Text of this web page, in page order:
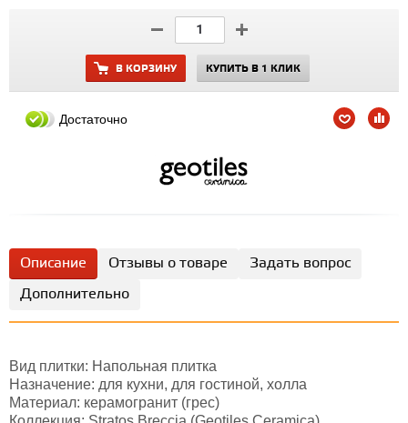
В КОРЗИНУ КУПИТЬ В 1 КЛИК
Достаточно
Описание Отзывы о товаре
Задать вопрос
Дополнительно
Вид плитки: Напольная плитка
Назначение: для кухни, для гостиной, холла
Материал: керамогранит (грес)